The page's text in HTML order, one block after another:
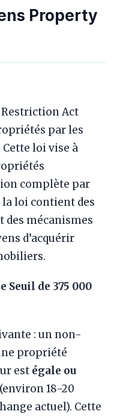
Property
Act
par les
loi vise à
complète par
la loi contient des
mécanismes
d’acquérir
de 375 000
: un non-
propriété
est égale ou
(environ 18-20
actuel). Cette